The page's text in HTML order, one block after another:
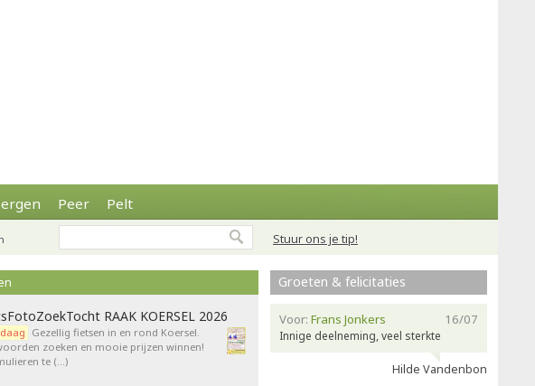
Peer Pelt
Stuur ons je tip!
RAAK KOERSEL 2026
Gezellig fietsen in en rond Koersel.
zoeken en mooie prijzen winnen!
te (…)
Groeten & felicitaties
16/07
Voor: Frans Jonkers
Innige deelneming, veel sterkte
Hilde Vandenbon